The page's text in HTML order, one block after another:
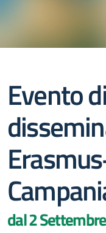
Evento di
dal 2